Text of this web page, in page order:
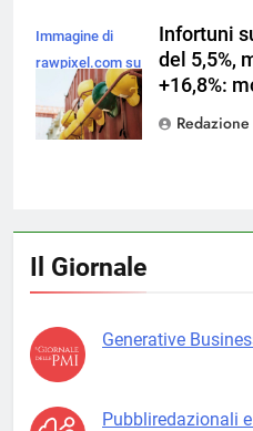
Immagine di
rawpixel.com su
Magnific
Infortuni
del 5,5%,
+16,8%:
Redazione
Il Giornale
Generative
Pubbliredazionali